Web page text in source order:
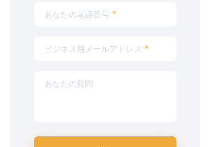
あなたの電話番号 *
ビジネス用メールアドレス *
あなたの質問